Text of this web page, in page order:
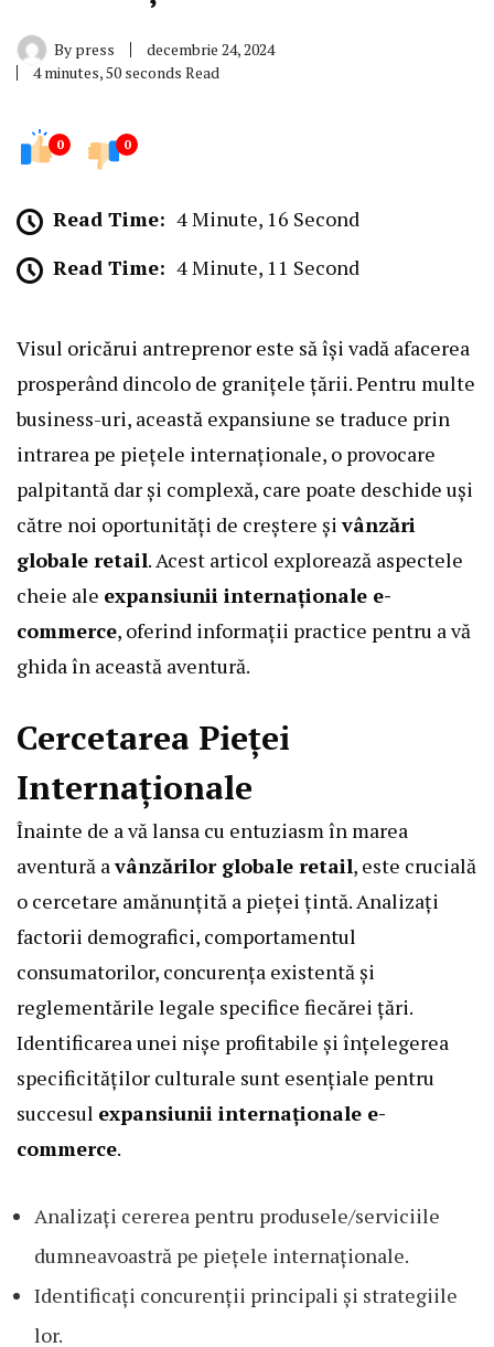
By press
decembrie 24, 2024
4 minutes, 50 seconds Read
0 0
Read Time: 4 Minute, 16 Second
Read Time: 4 Minute, 11 Second
Visul oricărui antreprenor este să își vadă afacerea
prosperând dincolo de granițele țării. Pentru multe
business-uri, această expansiune se traduce prin
intrarea pe piețele internaționale, o provocare
palpitantă dar și complexă, care poate deschide uși
către noi oportunități de creștere șivânzări
globale retail. Acest articol explorează aspectele
cheie ale expansiunii internaționale e-
commerce, oferind informații practice pentru a vă
ghida în această aventură.
Cercetarea Pieței
Internaționale
Înainte de a vă lansa cu entuziasm în marea
aventură avânzărilor globale retail, este crucială
o cercetare amănunțită a pieței țintă. Analizați
factorii demografici, comportamentul
consumatorilor, concurența existentă și
reglementările legale specifice fiecărei țări.
Identificarea unei nișe profitabile și înțelegerea
specificităților culturale sunt esențiale pentru
succesul expansiunii internaționale e-
commerce.
Analizați cererea pentru produsele/serviciile
dumneavoastră pe piețele internaționale.
Identificați concurenții principali și strategiile
lor.